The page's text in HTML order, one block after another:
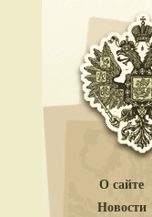
О сайте
Новости